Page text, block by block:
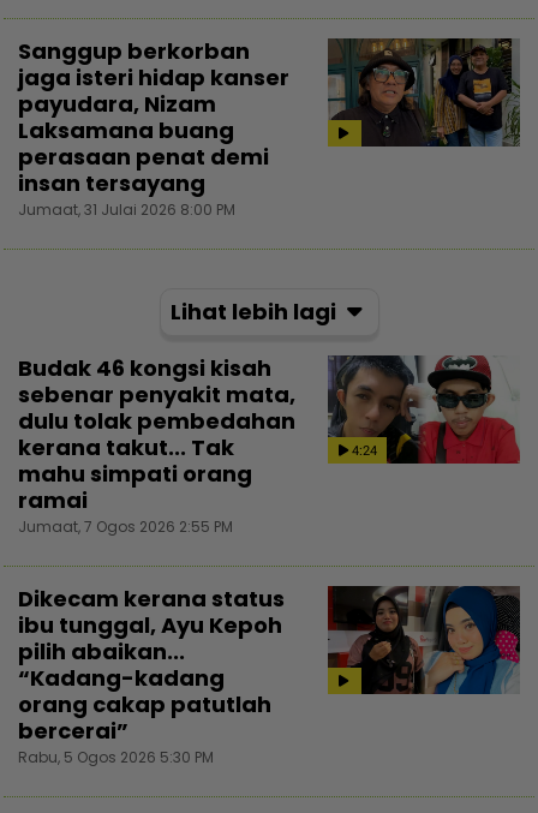
Sanggup berkorban
jaga isteri hidap kanser
payudara, Nizam
Laksamana buang
perasaan penat demi
insan tersayang
Jumaat, 31 Julai 2026 8:00 PM
Lihat lebih lagi
4:24
Budak 46 kongsi kisah
sebenar penyakit mata,
dulu tolak pembedahan
kerana takut... Tak
mahu simpati orang
ramai
Jumaat, 7 Ogos 2026 2:55 PM
Dikecam kerana status
ibu tunggal, Ayu Kepoh
pilih abaikan...
“Kadang-kadang
orang cakap patutlah
bercerai”
Rabu, 5 Ogos 2026 5:30 PM